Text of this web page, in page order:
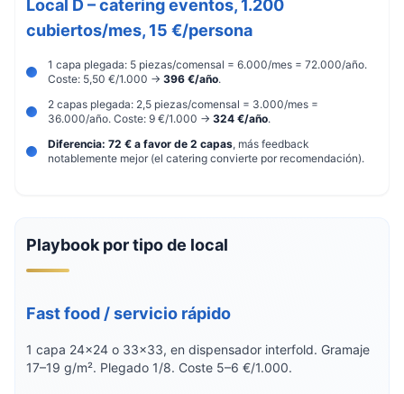
Local D – catering eventos, 1.200
cubiertos/mes, 15 €/persona
1 capa plegada: 5 piezas/comensal = 6.000/mes = 72.000/año.
Coste: 5,50 €/1.000 → 396 €/año.
2 capas plegada: 2,5 piezas/comensal = 3.000/mes =
36.000/año. Coste: 9 €/1.000 → 324 €/año.
Diferencia: 72 € a favor de 2 capas, más feedback
notablemente mejor (el catering convierte por recomendación).
Playbook por tipo de local
Fast food / servicio rápido
1 capa 24×24 o 33×33, en dispensador interfold. Gramaje
17–19 g/m². Plegado 1/8. Coste 5–6 €/1.000.